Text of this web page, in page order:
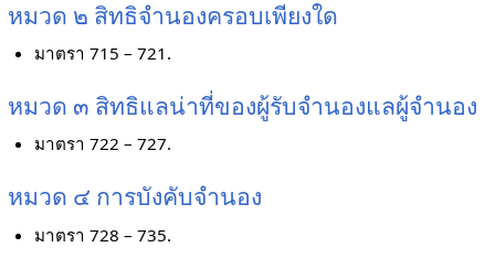
หมวด ๒ สิทธิจำนองครอบเพียงใด
มาตรา 715 – 721.
หมวด ๓ สิทธิแลน่าที่ของผู้รับจำนองแลผู้จำนอง
มาตรา 722 – 727.
หมวด ๔ การบังคับจำนอง
มาตรา 728 – 735.